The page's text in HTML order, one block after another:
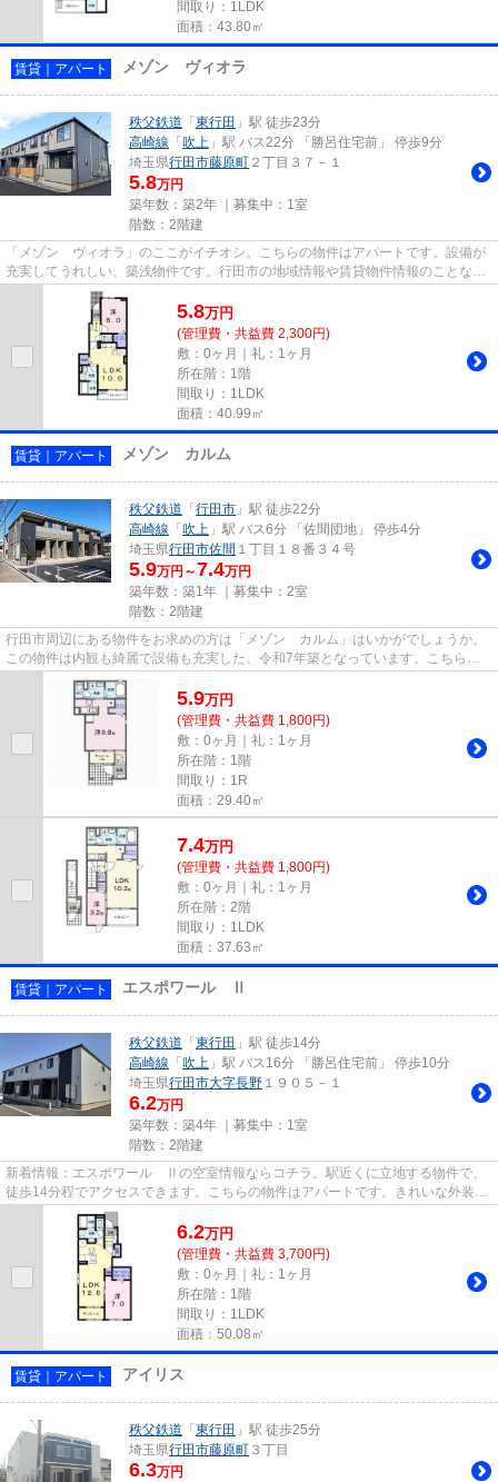
間取り：1LDK
面積：43.80㎡
賃貸｜アパート メゾン ヴィオラ
秩父鉄道 「 東行田 」駅 徒歩23分
高崎線 「 吹上 」駅 バス22分 「勝呂住宅前」 停歩9分
埼玉県行田市藤原町 ２丁目３７－１
5.8万円
築年数：築2年 ｜募集中： 1室
階数：2階建
「メゾン ヴィオラ」のここがイチオシ。こちらの物件はアパートです。設備が
充実してうれしい、築浅物件です。行田市の地域情報や賃貸物件情報のことな
ら、当社にお任せ下さい。地域...
5.8万円
(管理費・共益費 2,300円)
敷：0ヶ月｜礼：1ヶ月
所在階：1階
間取り：1LDK
面積：40.99㎡
賃貸｜アパート メゾン カルム
秩父鉄道 「 行田市 」駅 徒歩22分
高崎線 「 吹上 」駅 バス6分 「佐間団地」 停歩4分
埼玉県行田市佐間 １丁目１８番３４号
5.9万円～7.4万円
築年数：築1年 ｜募集中： 2室
階数：2階建
行田市周辺にある物件をお求めの方は「メゾン カルム」はいかがでしょうか。
この物件は内観も綺麗で設備も充実した、令和7年築となっています。こちらの
物件はアパートです。こちらで...
5.9万円
(管理費・共益費 1,800円)
敷：0ヶ月｜礼：1ヶ月
所在階：1階
間取り：1R
面積：29.40㎡
7.4万円
(管理費・共益費 1,800円)
敷：0ヶ月｜礼：1ヶ月
所在階：2階
間取り：1LDK
面積：37.63㎡
賃貸｜アパート エスポワール Ⅱ
秩父鉄道 「 東行田 」駅 徒歩14分
高崎線 「 吹上 」駅 バス16分 「勝呂住宅前」 停歩10分
埼玉県行田市大字長野 １９０５－１
6.2万円
築年数：築4年 ｜募集中： 1室
階数：2階建
新着情報：エスポワール Ⅱの空室情報ならコチラ。駅近くに立地する物件で、
徒歩14分程でアクセスできます。こちらの物件はアパートです。きれいな外装・
内装がポイント。賃貸情報でお...
6.2万円
(管理費・共益費 3,700円)
敷：0ヶ月｜礼：1ヶ月
所在階：1階
間取り：1LDK
面積：50.08㎡
賃貸｜アパート アイリス
秩父鉄道 「 東行田 」駅 徒歩25分
埼玉県行田市藤原町 ３丁目
6.3万円